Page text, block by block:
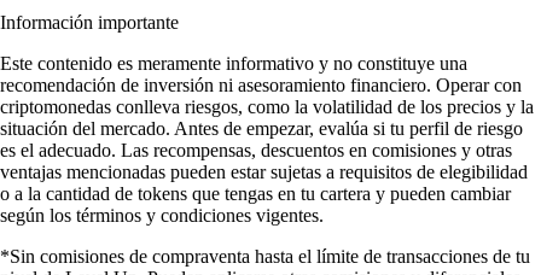
Información importante
Este contenido es meramente informativo y no constituye una
recomendación de inversión ni asesoramiento financiero. Operar con
criptomonedas conlleva riesgos, como la volatilidad de los precios y la
situación del mercado. Antes de empezar, evalúa si tu perfil de riesgo
es el adecuado. Las recompensas, descuentos en comisiones y otras
ventajas mencionadas pueden estar sujetas a requisitos de elegibilidad
o a la cantidad de tokens que tengas en tu cartera y pueden cambiar
según los términos y condiciones vigentes.
*Sin comisiones de compraventa hasta el límite de transacciones de tu